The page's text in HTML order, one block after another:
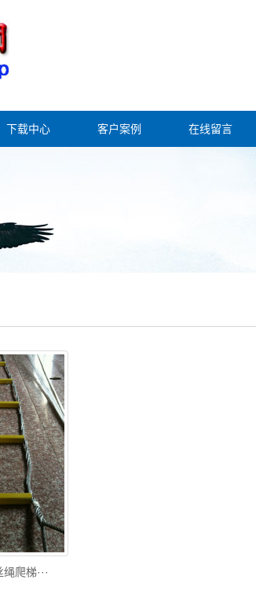
下载中心 客户案例 在线留言
爬梯···